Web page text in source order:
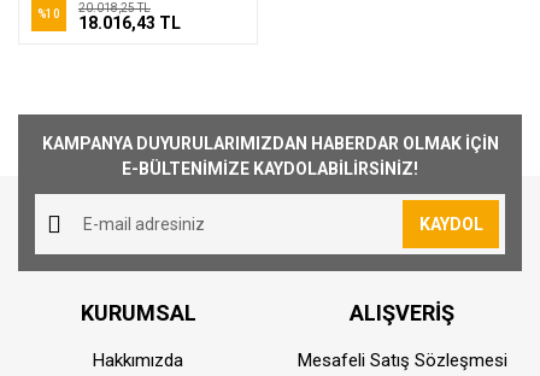
%10 20.018,25 TL
18.016,43 TL
KAMPANYA DUYURULARIMIZDAN HABERDAR OLMAK İÇİN
E-BÜLTENİMİZE KAYDOLABİLİRSİNİZ!
KAYDOL
KURUMSAL
Hakkımızda
ALIŞVERİŞ
Mesafeli Satış Sözleşmesi